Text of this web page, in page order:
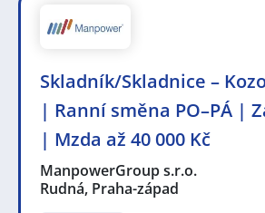
Skladník/Skladnice –
| Ranní směna PO–PÁ |
| Mzda až 40 000 Kč
ManpowerGroup s.r.o.
Rudná, Praha-západ